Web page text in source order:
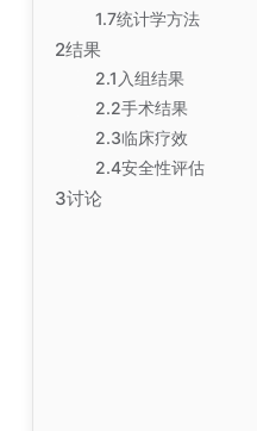
1.7统计学方法
2结果
2.1入组结果
2.2手术结果
2.3临床疗效
2.4安全性评估
3讨论